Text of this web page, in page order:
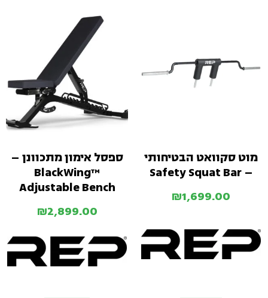
מוט סקוואט הבטיחותי
– Safety Squat Bar
₪1,699.00
ספסל אימון מתכוונן –
BlackWing™
Adjustable Bench
₪2,899.00